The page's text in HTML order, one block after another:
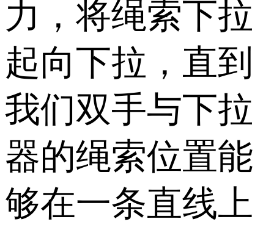
力，将绳索下拉
起向下拉，直到
我们双手与下拉
器的绳索位置能
够在一条直线上